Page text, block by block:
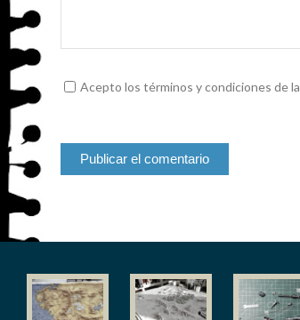
Acepto los términos y condiciones de la